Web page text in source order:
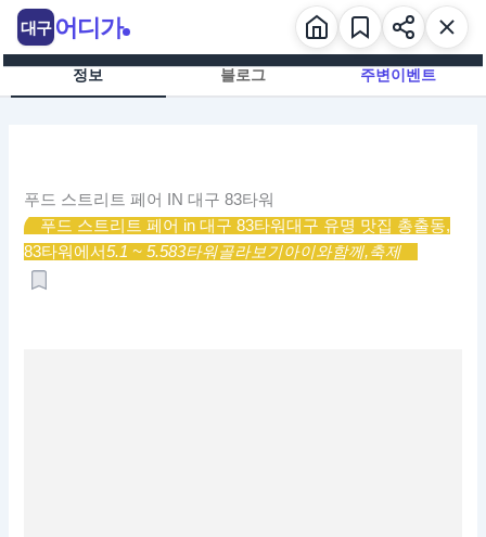
츠
정보 블로그 주변이벤트
푸드 스트리트 페어 IN 대구 83타워
푸드 스트리트 페어 in 대구 83타워대구 유명 맛집 총출동,
83타워에서5.1 ~ 5.583타워골라보기아이와함께,축제
대구 어디가